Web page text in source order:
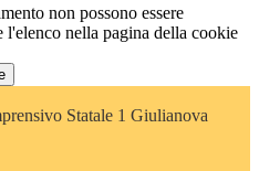
non possono essere
nella pagina della cookie
Statale 1 Giulianova